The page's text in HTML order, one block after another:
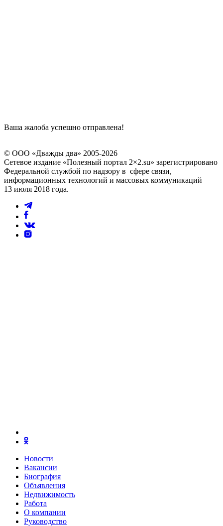
Ваша жалоба успешно отправлена!
© ООО «Дважды два» 2005-2026
Сетевое издание «Полезный портал 2×2.su» зарегистрировано
Федеральной службой по надзору в сфере связи,
информационных технологий и массовых коммуникаций
13 июля 2018 года.
Новости
Вакансии
Биография
Объявления
Недвижимость
Работа
О компании
Руководство